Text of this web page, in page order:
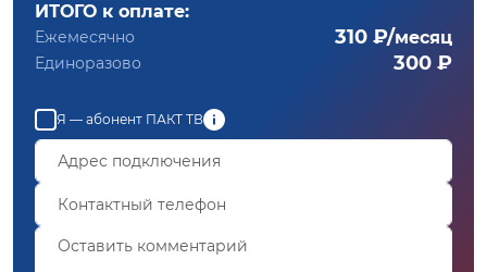
ИТОГО к оплате:
Ежемесячно 310 ₽/месяц
Единоразово 300 ₽
Я — абонент ПАКТ ТВ